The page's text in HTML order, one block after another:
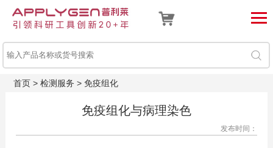
首页> 检测服务 > 免疫组化
免疫组化与病理染色
发布时间：